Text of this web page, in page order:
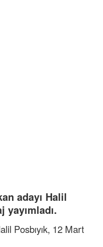
adayı Halil
yayımladı.
Posbıyık, 12 Mart